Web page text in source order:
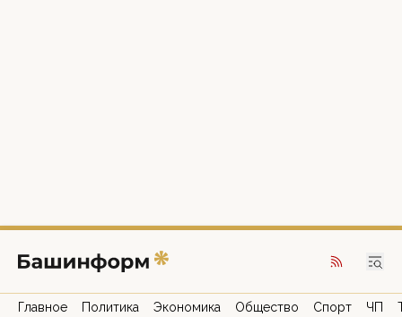
Главное Политика Экономика Общество Спорт ЧП